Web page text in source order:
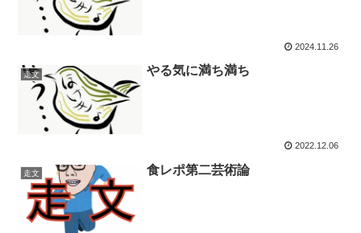
2024.11.26
走文 やる気に満ち満ち
2022.12.06
走文 食レポ第二芸術論